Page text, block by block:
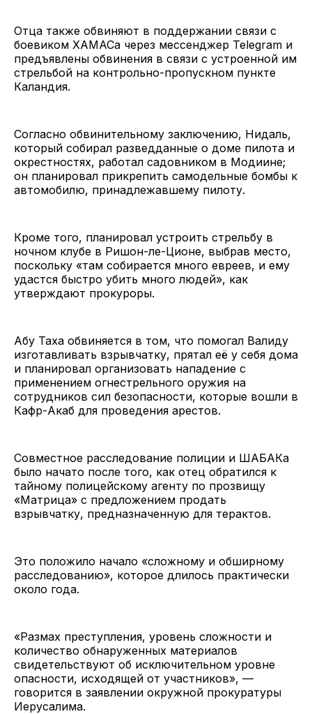
Отца также обвиняют в поддержании связи с
боевиком ХАМАСа через мессенджер Telegram и
предъявлены обвинения в связи с устроенной им
стрельбой на контрольно-пропускном пункте
Каландия.
Согласно обвинительному заключению, Нидаль,
который собирал разведданные о доме пилота и
окрестностях, работал садовником в Модиине;
он планировал прикрепить самодельные бомбы к
автомобилю, принадлежавшему пилоту.
Кроме того, планировал устроить стрельбу в
ночном клубе в Ришон-ле-Ционе, выбрав место,
поскольку «там собирается много евреев, и ему
удастся быстро убить много людей», как
утверждают прокуроры.
Абу Таха обвиняется в том, что помогал Валиду
изготавливать взрывчатку, прятал её у себя дома
и планировал организовать нападение с
применением огнестрельного оружия на
сотрудников сил безопасности, которые вошли в
Кафр-Акаб для проведения арестов.
Совместное расследование полиции и ШАБАКа
было начато после того, как отец обратился к
тайному полицейскому агенту по прозвищу
«Матрица» с предложением продать
взрывчатку, предназначенную для терактов.
Это положило начало «сложному и обширному
расследованию», которое длилось практически
около года.
«Размах преступления, уровень сложности и
количество обнаруженных материалов
свидетельствуют об исключительном уровне
опасности, исходящей от участников», —
говорится в заявлении окружной прокуратуры
Иерусалима.